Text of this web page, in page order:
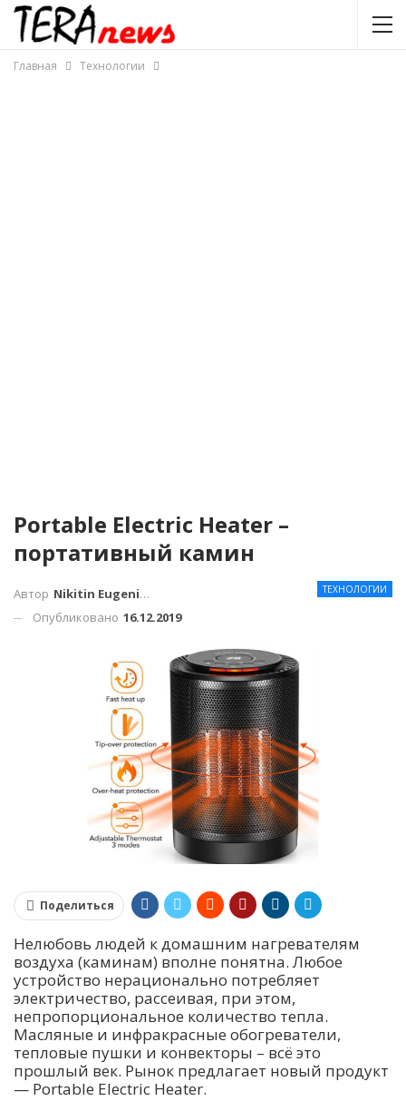
Главная Технологии
Portable Electric Heater –
портативный камин
ТЕХНОЛОГИИ
Автор Nikitin Eugenius
Опубликовано 16.12.2019
Поделиться
Нелюбовь людей к домашним нагревателям
воздуха (каминам) вполне понятна. Любое
устройство нерационально потребляет
электричество, рассеивая, при этом,
непропорциональное количество тепла.
Масляные и инфракрасные обогреватели,
тепловые пушки и конвекторы – всё это
прошлый век. Рынок предлагает новый продукт
— Portable Electric Heater.